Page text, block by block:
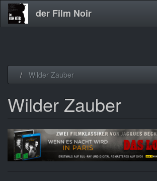
der Film Noir
Wilder Zauber
Wilder Zauber